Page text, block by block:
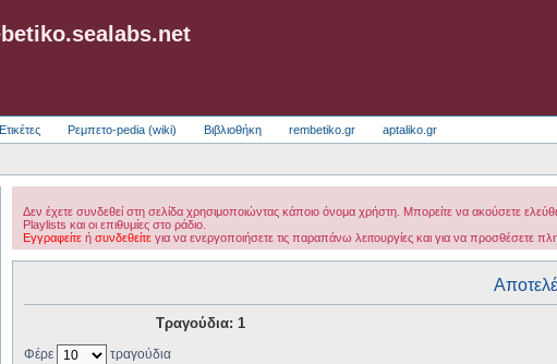
Ετικέτες Ρεμπετο-pedia (wiki) Βιβλιοθήκη rembetiko.gr aptaliko.gr
Δεν έχετε συνδεθεί στη σελίδα χρησιμοποιώντας κάποιο όνομα χρήστη. Μπορείτε να ακούσετε
Playlists και οι επιθυμίες στο ράδιο.
Εγγραφείτε ή συνδεθείτε για να ενεργοποιήσετε τις παραπάνω λειτουργίες και για να προσθέσετε
Τραγούδια: 1
Φέρε τραγούδια